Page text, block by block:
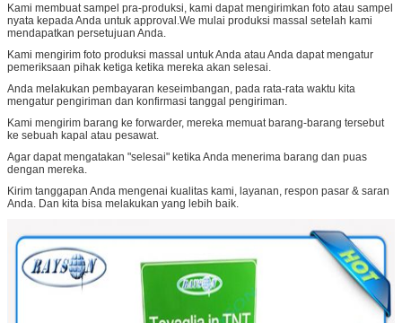
Kami membuat sampel pra-produksi, kami dapat mengirimkan foto atau sampel
nyata kepada Anda untuk approval.We mulai produksi massal setelah kami
mendapatkan persetujuan Anda.
Kami mengirim foto produksi massal untuk Anda atau Anda dapat mengatur
pemeriksaan pihak ketiga ketika mereka akan selesai.
Anda melakukan pembayaran keseimbangan, pada rata-rata waktu kita
mengatur pengiriman dan konfirmasi tanggal pengiriman.
Kami mengirim barang ke forwarder, mereka memuat barang-barang tersebut
ke sebuah kapal atau pesawat.
Agar dapat mengatakan "selesai" ketika Anda menerima barang dan puas
dengan mereka.
Kirim tanggapan Anda mengenai kualitas kami, layanan, respon pasar & saran
Anda. Dan kita bisa melakukan yang lebih baik.